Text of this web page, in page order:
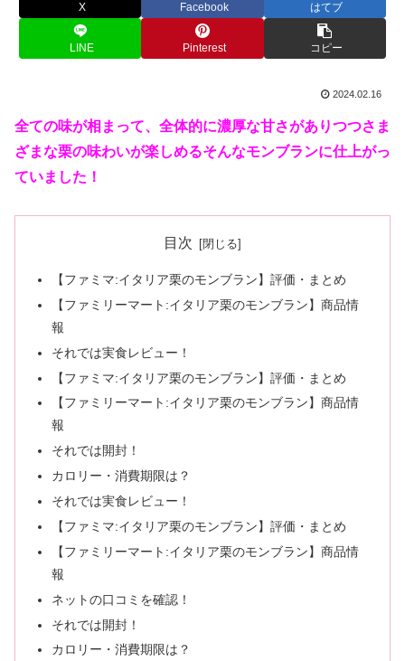
X Facebook はてブ
LINE Pinterest コピー
2024.02.16
全ての味が相まって、全体的に濃厚な甘さがありつつさま
ざまな栗の味わいが楽しめるそんなモンブランに仕上がっ
ていました！
目次
【ファミマ:イタリア栗のモンブラン】評価・まとめ
【ファミリーマート:イタリア栗のモンブラン】商品情
報
それでは実食レビュー！
【ファミマ:イタリア栗のモンブラン】評価・まとめ
【ファミリーマート:イタリア栗のモンブラン】商品情
報
それでは開封！
カロリー・消費期限は？
それでは実食レビュー！
【ファミマ:イタリア栗のモンブラン】評価・まとめ
【ファミリーマート:イタリア栗のモンブラン】商品情
報
ネットの口コミを確認！
それでは開封！
カロリー・消費期限は？